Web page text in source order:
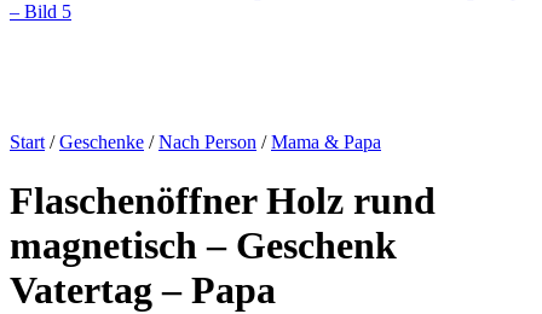
Start / Geschenke / Nach Person / Mama & Papa
Flaschenöffner Holz rund
magnetisch – Geschenk
Vatertag – Papa